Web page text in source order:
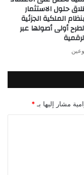
حلول الاستثمار
الملكية الجزئية
أولى أصولها عبر
مشار إليها بـ *